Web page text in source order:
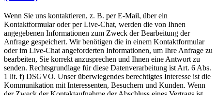
Wenn Sie uns kontaktieren, z. B. per E-Mail, über ein
Kontaktformular oder per Live-Chat, werden die von Ihnen
angegebenen Informationen zum Zweck der Bearbeitung der
Anfrage gespeichert. Wir benötigen die in einem Kontaktformular
oder im Live-Chat angeforderten Informationen, um Ihre Anfrage zu
bearbeiten, Sie korrekt anzusprechen und Ihnen eine Antwort zu
senden. Rechtsgrundlage für diese Datenverarbeitung ist Art. 6 Abs.
1 lit. f) DSGVO. Unser überwiegendes berechtigtes Interesse ist die
Kommunikation mit Interessenten, Besuchern und Kunden. Wenn